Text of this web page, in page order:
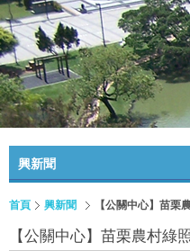
興新聞
首頁 興新聞 【公關中心】苗栗
【公關中心】苗栗農村綠